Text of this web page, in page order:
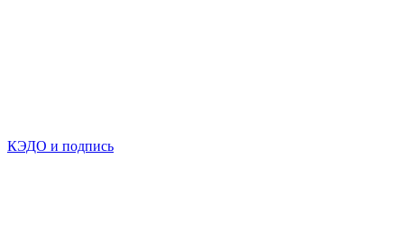
КЭДО и подпись